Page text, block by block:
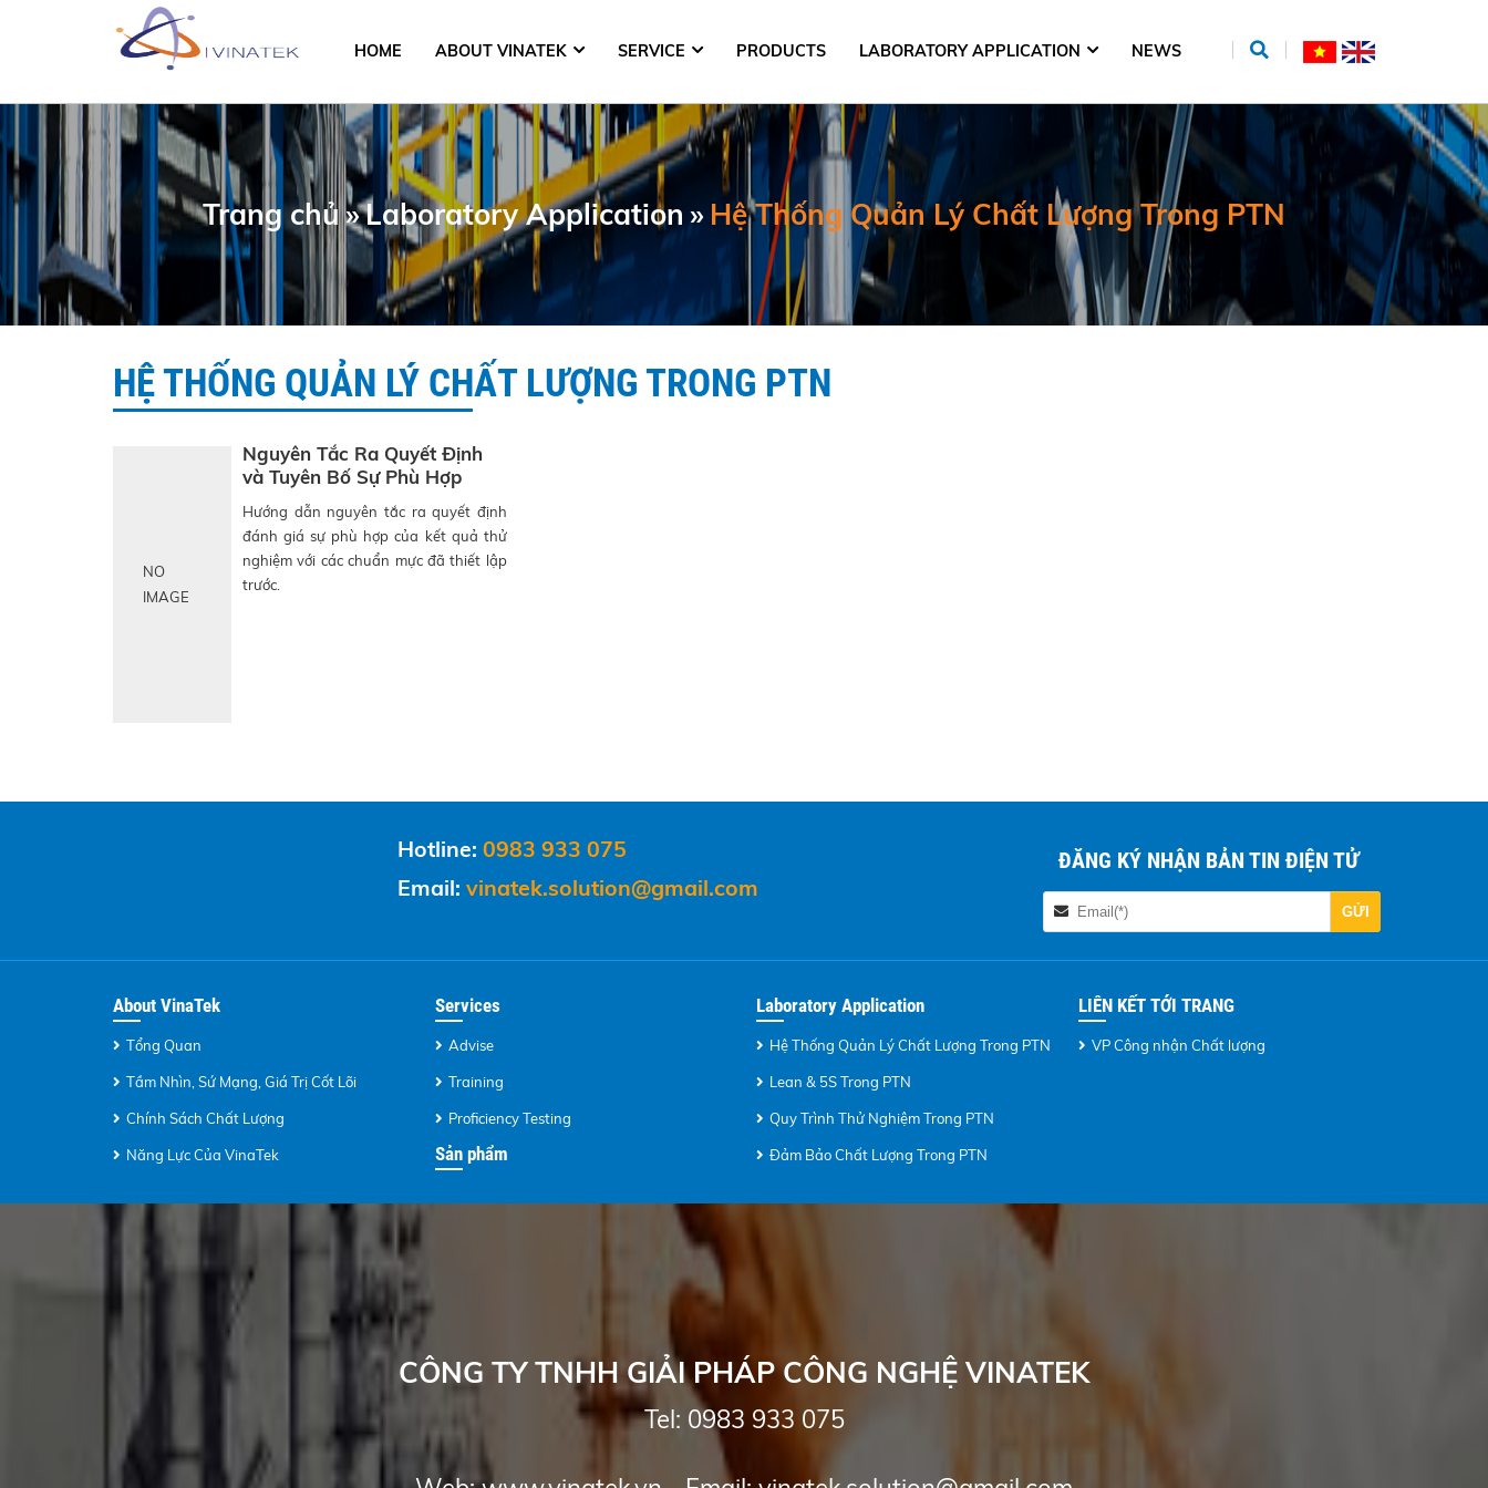
HOME ABOUT VINATEK SERVICE PRODUCTS LABORATORY APPLICATION NEWS
Trang chủ » Laboratory Application » Hệ Thống Quản Lý Chất Lượng Trong PTN
HỆ THỐNG QUẢN LÝ CHẤT LƯỢNG TRONG PTN
NO
IMAGE
Nguyên Tắc Ra Quyết Định
và Tuyên Bố Sự Phù Hợp
Hướng dẫn nguyên tắc ra quyết định
đánh giá sự phù hợp của kết quả thử
nghiệm với các chuẩn mực đã thiết lập
trước.
Hotline: 0983 933 075
Email: vinatek.solution@gmail.com
ĐĂNG KÝ NHẬN BẢN TIN ĐIỆN TỬ
About VinaTek
Tổng Quan
Tầm Nhìn, Sứ Mạng, Giá Trị Cốt Lõi
Chính Sách Chất Lượng
Năng Lực Của VinaTek
Services
Advise
Training
Proficiency Testing
Sản phẩm
Laboratory Application
Hệ Thống Quản Lý Chất Lượng Trong PTN
Lean & 5S Trong PTN
Quy Trình Thử Nghiệm Trong PTN
Đảm Bảo Chất Lượng Trong PTN
LIÊN KẾT TỚI TRANG
VP Công nhận Chất lượng
CÔNG TY TNHH GIẢI PHÁP CÔNG NGHỆ VINATEK
Tel: 0983 933 075